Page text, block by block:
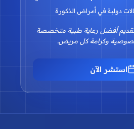
دولية في أمراض الذكورة
أفضل رعاية طبية متخصصة
وكرامة كل مريض.
استشر الآن